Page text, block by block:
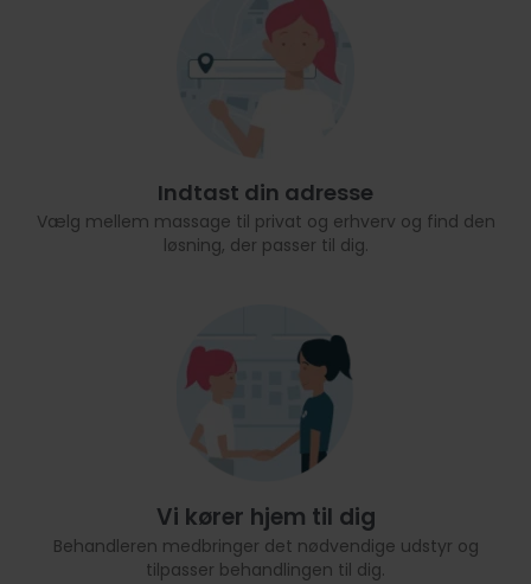
Indtast din adresse
Vælg mellem massage til privat og erhverv og find den
løsning, der passer til dig.
Vi kører hjem til dig
Behandleren medbringer det nødvendige udstyr og
tilpasser behandlingen til dig.